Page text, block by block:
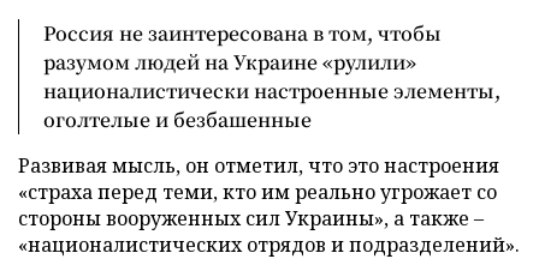
Россия не заинтересована в том, чтобы
разумом людей на Украине «рулили»
националистически настроенные элементы,
оголтелые и безбашенные
Развивая мысль, он отметил, что это настроения
«страха перед теми, кто им реально угрожает со
стороны вооруженных сил Украины», а также –
«националистических отрядов и подразделений».